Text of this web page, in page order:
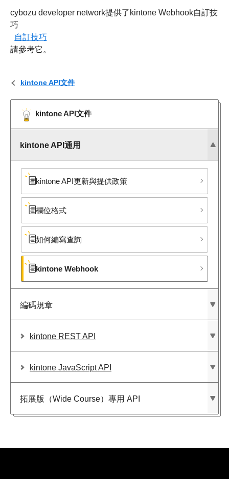
kintone API文件
kintone API文件
kintone API通用
kintone API更新與提供政策
欄位格式
如何編寫查詢
kintone Webhook
編碼規章
kintone REST API
kintone JavaScript API
拓展版​（Wide Course）​專用 API
cybozu developer network提供了kintone Webhook自訂技
巧
自訂技巧
請參考它。